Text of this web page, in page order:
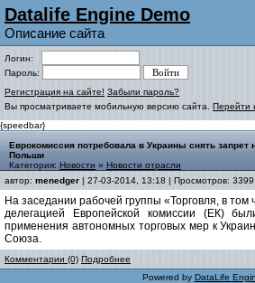
Datalife Engine Demo
Описание сайта
Логин:
Пароль:
Регистрация на сайте! Забыли пароль?
Вы просматриваете мобильную версию сайта. Перейти
{speedbar}
Еврокомиссия потребовала в Украины снять
Польши
Категория: Новости » Новости отрасли
автор: menedger | 27-03-2014, 13:18 | Просмотров: 3399
На заседании рабочей группы «Торговля, в том
делегацией Европейской комиссии (ЕК)
применения автономных торговых мер к
Союза.
Комментарии (0) Подробнее
Powered by DataLife